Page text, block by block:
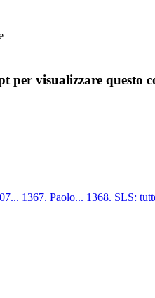
per visualizzare questo
1367. Paolo... 1368. SLS: